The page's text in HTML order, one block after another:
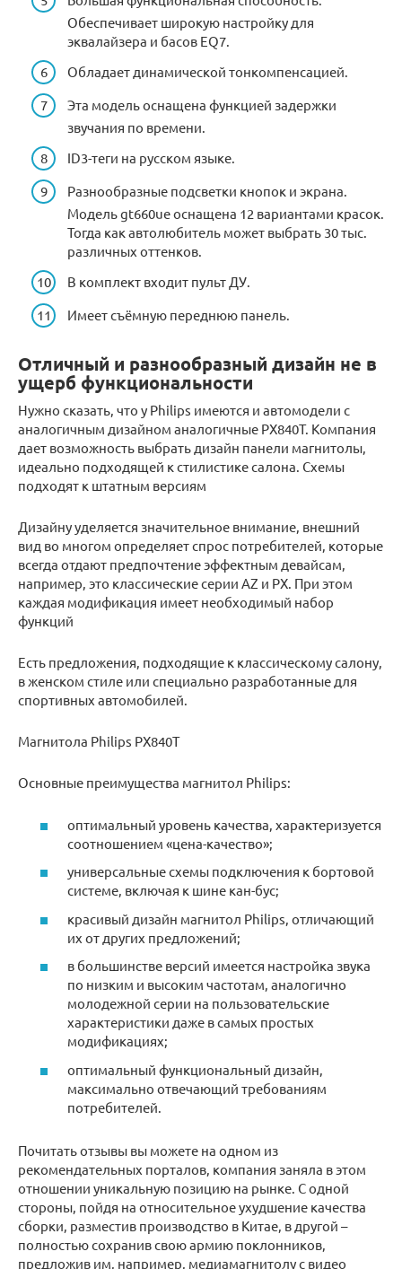
Обеспечивает широкую настройку для
эквалайзера и басов EQ7.
Обладает динамической тонкомпенсацией.
Эта модель оснащена функцией задержки
звучания по времени.
ID3-теги на русском языке.
Разнообразные подсветки кнопок и экрана.
Модель gt660ue оснащена 12 вариантами красок.
Тогда как автолюбитель может выбрать 30 тыс.
различных оттенков.
В комплект входит пульт ДУ.
Имеет съёмную переднюю панель.
Отличный и разнообразный дизайн не в
ущерб функциональности
Нужно сказать, что у Philips имеются и автомодели с
аналогичным дизайном аналогичные PX840T. Компания
дает возможность выбрать дизайн панели магнитолы,
идеально подходящей к стилистике салона. Схемы
подходят к штатным версиям
Дизайну уделяется значительное внимание, внешний
вид во многом определяет спрос потребителей, которые
всегда отдают предпочтение эффектным девайсам,
например, это классические серии AZ и PX. При этом
каждая модификация имеет необходимый набор
функций
Есть предложения, подходящие к классическому салону,
в женском стиле или специально разработанные для
спортивных автомобилей.
Магнитола Philips PX840T
Основные преимущества магнитол Philips:
оптимальный уровень качества, характеризуется
соотношением «цена-качество»;
универсальные схемы подключения к бортовой
системе, включая к шине кан-бус;
красивый дизайн магнитол Philips, отличающий
их от других предложений;
в большинстве версий имеется настройка звука
по низким и высоким частотам, аналогично
молодежной серии на пользовательские
характеристики даже в самых простых
модификациях;
оптимальный функциональный дизайн,
максимально отвечающий требованиям
потребителей.
Почитать отзывы вы можете на одном из
рекомендательных порталов, компания заняла в этом
отношении уникальную позицию на рынке. С одной
стороны, пойдя на относительное ухудшение качества
сборки, разместив производство в Китае, в другой –
полностью сохранив свою армию поклонников,
предложив им, например, медиамагнитолу с видео